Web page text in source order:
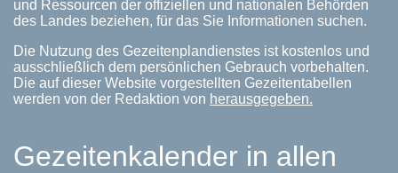
und Ressourcen der offiziellen und nationalen Behörden
des Landes beziehen, für das Sie Informationen suchen.
Die Nutzung des Gezeitenplandienstes ist kostenlos und
ausschließlich dem persönlichen Gebrauch vorbehalten.
Die auf dieser Website vorgestellten Gezeitentabellen
werden von der Redaktion von herausgegeben.
Gezeitenkalender in allen